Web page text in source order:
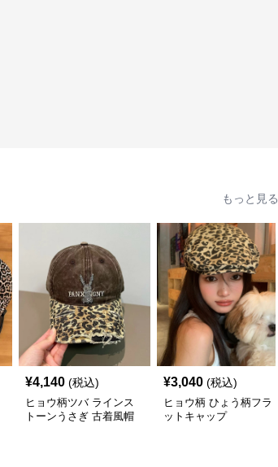
もっと見る
¥4,140 (税込)
ヒョウ柄ツバ ラインス
トーンうさぎ 古着風帽
¥3,040 (税込)
ヒョウ柄 ひょう柄フラ
ットキャップ